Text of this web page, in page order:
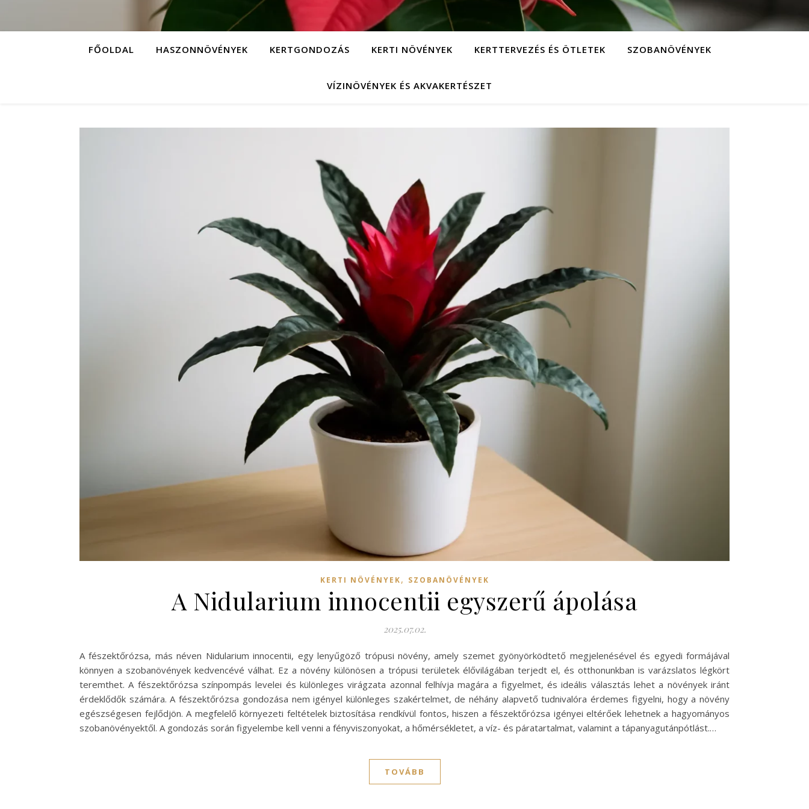
FŐOLDAL HASZONNÖVÉNYEK KERTGONDOZÁS KERTI NÖVÉNYEK KERTTERVEZÉS ÉS ÖTLETEK SZOBANÖVÉNYEK
VÍZINÖVÉNYEK ÉS AKVAKERTÉSZET
KERTI NÖVÉNYEK, SZOBANÖVÉNYEK
A Nidularium innocentii egyszerű ápolása
2025.07.02.
A fészektőrózsa, más néven Nidularium innocentii, egy lenyűgöző trópusi növény, amely szemet gyönyörködtető megjelenésével és egyedi formájával
könnyen a szobanövények kedvencévé válhat. Ez a növény különösen a trópusi területek élővilágában terjedt el, és otthonunkban is varázslatos légkört
teremthet. A fészektőrózsa színpompás levelei és különleges virágzata azonnal felhívja magára a figyelmet, és ideális választás lehet a növények iránt
érdeklődők számára. A fészektőrózsa gondozása nem igényel különleges szakértelmet, de néhány alapvető tudnivalóra érdemes figyelni, hogy a növény
egészségesen fejlődjön. A megfelelő környezeti feltételek biztosítása rendkívül fontos, hiszen a fészektőrózsa igényei eltérőek lehetnek a hagyományos
szobanövényektől. A gondozás során figyelembe kell venni a fényviszonyokat, a hőmérsékletet, a víz- és páratartalmat, valamint a tápanyagutánpótlást.…
TOVÁBB